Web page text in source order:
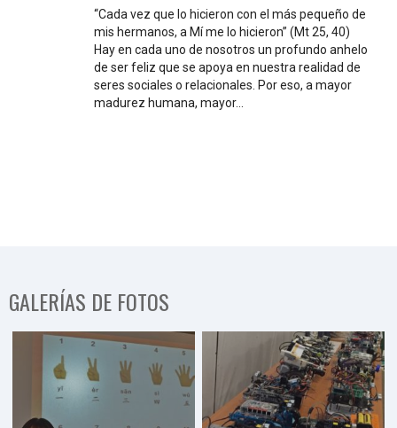
“Cada vez que lo hicieron con el más pequeño de
mis hermanos, a Mí me lo hicieron” (Mt 25, 40)
Hay en cada uno de nosotros un profundo anhelo
de ser feliz que se apoya en nuestra realidad de
seres sociales o relacionales. Por eso, a mayor
madurez humana, mayor…
GALERÍAS DE FOTOS